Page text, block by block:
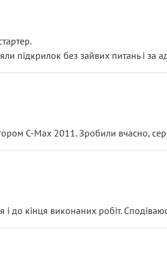
підкрилок без зайвих питань і за
C-Max 2011. Зробили вчасно,
і до кінця виконаних робіт.